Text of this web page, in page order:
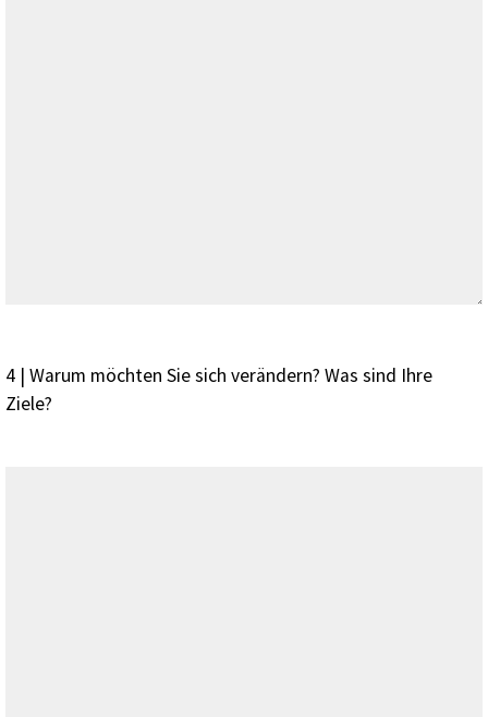
4 | Warum möchten Sie sich verändern? Was sind Ihre
Ziele?